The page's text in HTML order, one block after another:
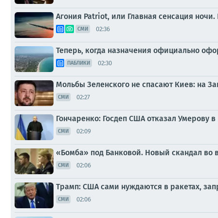
Агония Patriot, или Главная сенсация
СМИ 02:36
Теперь, когда назначения официально
ПАБЛИКИ 02:30
Мольбы Зеленского не спасают Киев: на
СМИ 02:27
Гончаренко: Госдеп США отказал Умерову
СМИ 02:09
«Бомба» под Банковой. Новый скандал во
СМИ 02:06
Трамп: США сами нуждаются в ракетах,
СМИ 02:06